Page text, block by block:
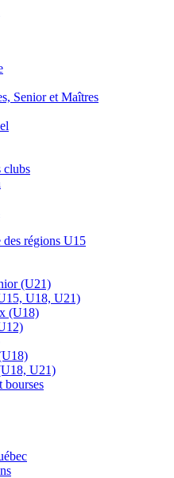
Senior et Maîtres
clubs
régions U15
(U21)
U18, U21)
(U18)
U21)
bourses